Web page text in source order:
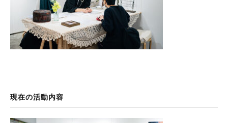
現在の活動内容